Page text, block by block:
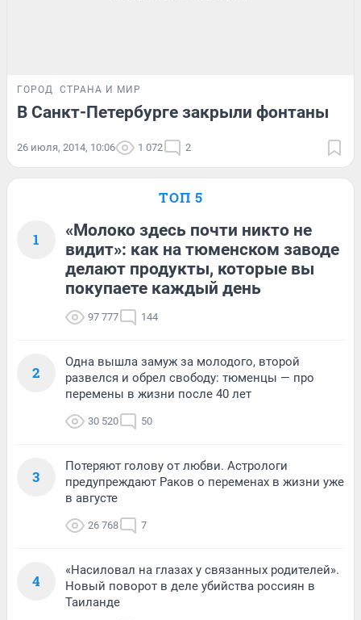
ГОРОД СТРАНА И МИР
В Санкт-Петербурге закрыли фонтаны
26 июля, 2014, 10:06 1 072 2
ТОП 5
1
«Молоко здесь почти никто не
видит»: как на тюменском заводе
делают продукты, которые вы
покупаете каждый день
97 777 144
2
Одна вышла замуж за молодого, второй
развелся и обрел свободу: тюменцы — про
перемены в жизни после 40 лет
30 520 50
3
Потеряют голову от любви. Астрологи
предупреждают Раков о переменах в жизни уже
в августе
26 768 7
4
«Насиловал на глазах у связанных родителей».
Новый поворот в деле убийства россиян в
Таиланде